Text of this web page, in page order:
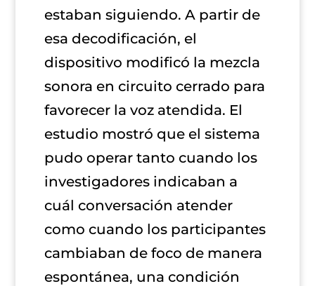
estaban siguiendo. A partir de
esa decodificación, el
dispositivo modificó la mezcla
sonora en circuito cerrado para
favorecer la voz atendida. El
estudio mostró que el sistema
pudo operar tanto cuando los
investigadores indicaban a
cuál conversación atender
como cuando los participantes
cambiaban de foco de manera
espontánea, una condición